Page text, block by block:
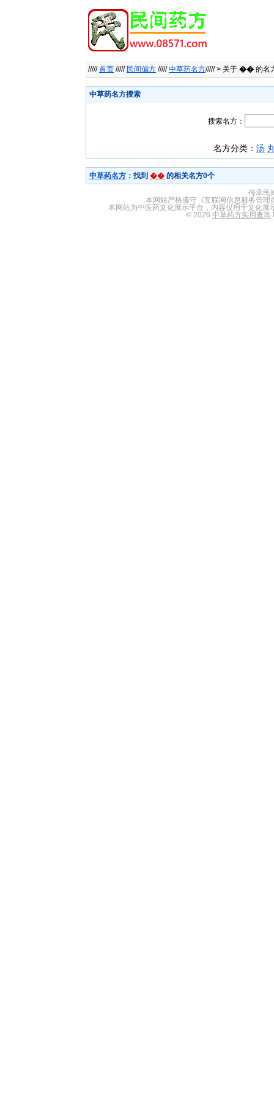
/////首页 ///// 民间偏方 /////中草药名方///// > 关于 �� 的名
中草药名方搜索
搜索名方：
名方分类： 汤
中草药名方 ：找到 �� 的相关名方0个
传承民
本网站严格遵守《互联网信息服务管
本网站为中医药文化展示平台，内容仅用于文化
© 2026 中草药方实用查询